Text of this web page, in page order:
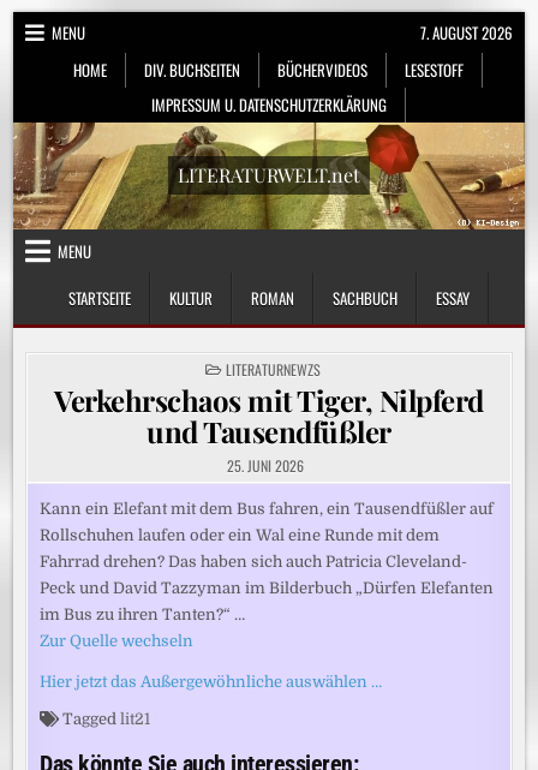
Skip
MENU
HOME
DIV. BUCHSEITEN BÜCHERVIDEOS
LESESTOFF
IMPRESSUM U. DATENSCHUTZERKLÄRUNG
7. AUGUST 2026
LITERATURWELT.net
MENU
STARTSEITE
KULTUR ROMAN SACHBUCH ESSAY
POSTED
IN
LITERATURNEWZS
Verkehrschaos mit Tiger, Nilpferd
und Tausendfüßler
25. JUNI 2026
Kann ein Elefant mit dem Bus fahren, ein Tausendfüßler auf
Rollschuhen laufen oder ein Wal eine Runde mit dem
Fahrrad drehen? Das haben sich auch Patricia Cleveland-
Peck und David Tazzyman im Bilderbuch „Dürfen Elefanten
im Bus zu ihren Tanten?“ …
Zur Quelle wechseln
Hier jetzt das Außergewöhnliche auswählen …
Taggedlit21
Das könnte Sie auch interessieren: